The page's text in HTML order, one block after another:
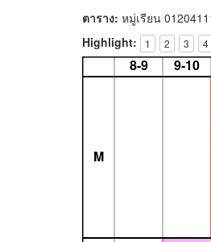
ตาราง: หมู่เรียน
Highlight:
1 2 3 4
8-9 9-10
M